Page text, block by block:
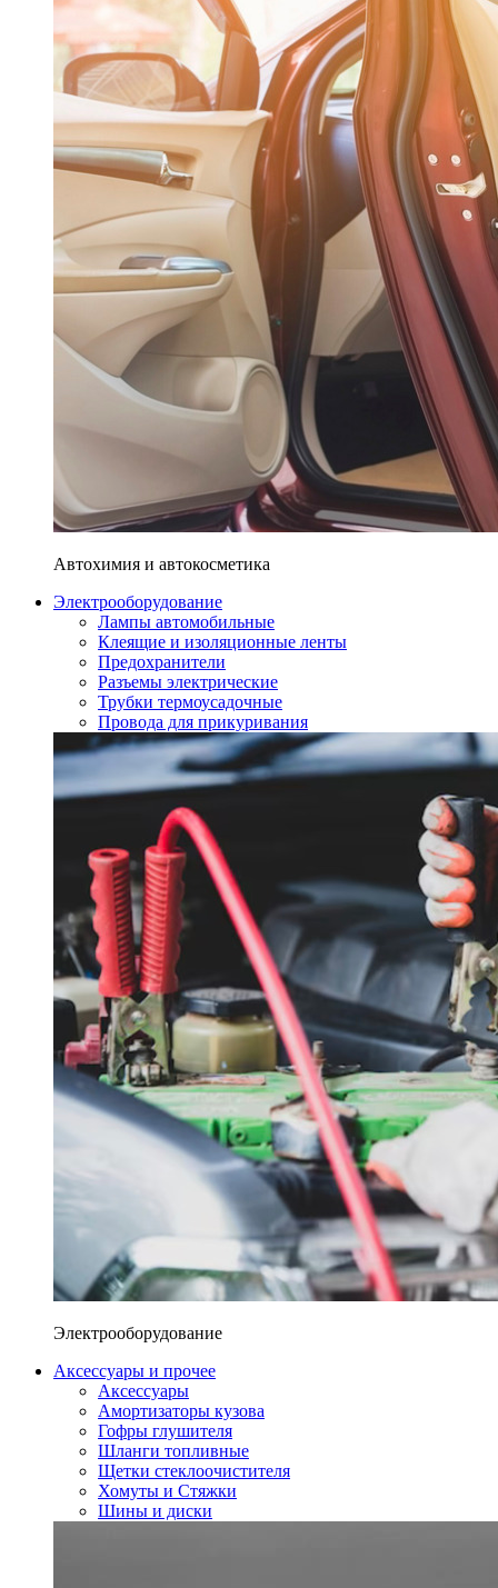
Автохимия и автокосметика
Электрооборудование
Лампы автомобильные
Клеящие и изоляционные ленты
Предохранители
Разъемы электрические
Трубки термоусадочные
Провода для прикуривания
Электрооборудование
Аксессуары и прочее
Аксессуары
Амортизаторы кузова
Гофры глушителя
Шланги топливные
Щетки стеклоочистителя
Хомуты и Стяжки
Шины и диски